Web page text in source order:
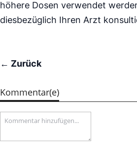
höhere Dosen verwendet
diesbezüglich Ihren Arzt
← Zurück
Kommentar(e)